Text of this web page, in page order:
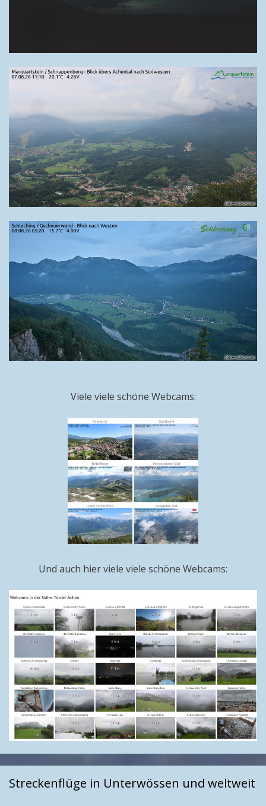
Viele viele schöne Webcams:
Und auch hier viele viele schöne Webcams:
Streckenflüge in Unterwössen und weltweit